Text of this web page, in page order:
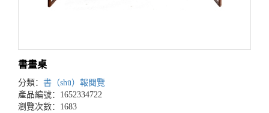
書畫桌
分類： 書（shū）報閱覽
產品編號：1652334722
瀏覽次數：1683